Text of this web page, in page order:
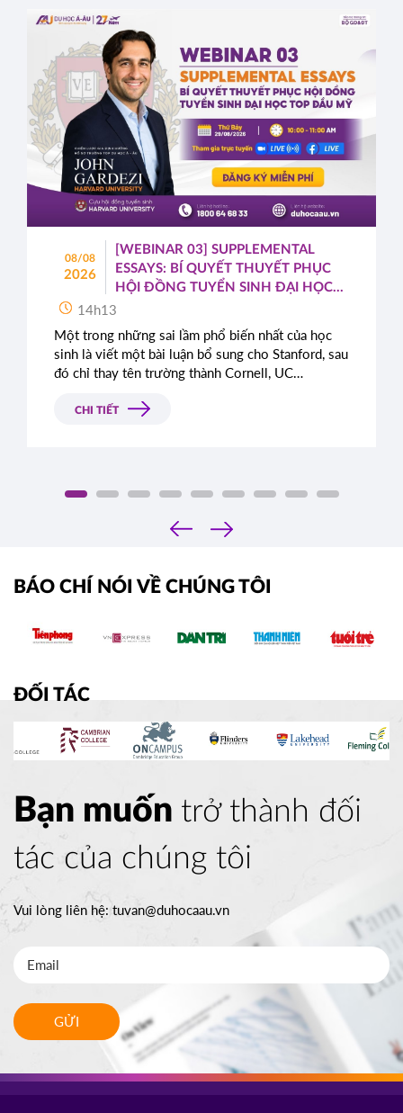
08/08
2026
[WEBINAR 03] SUPPLEMENTAL
ESSAYS: BÍ QUYẾT THUYẾT PHỤC
HỘI ĐỒNG TUYỂN SINH ĐẠI HỌC
TOP ĐẦU MỸ
14h13
Một trong những sai lầm phổ biến nhất của học
sinh là viết một bài luận bổ sung cho Stanford, sau
đó chỉ thay tên trường thành Cornell, UC
CHI TIẾT
‹
›
BÁO CHÍ NÓI VỀ CHÚNG TÔI
ĐỐI TÁC
Bạn muốn trở thành đối
tác của chúng tôi
Vui lòng liên hệ:tuvan@duhocaau.vn
GỬI